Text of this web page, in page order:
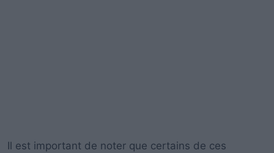
Il est important de noter que certains de ces